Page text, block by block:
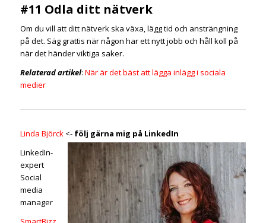
#11 Odla ditt nätverk
Om du vill att ditt nätverk ska växa, lägg tid och ansträngning
på det. Säg grattis när någon har ett nytt jobb och håll koll på
när det händer viktiga saker.
Relaterad artikel: När är det bäst att lägga inlägg i sociala
medier
Linda Björck<- följ gärna mig på LinkedIn
LinkedIn-
expert
Social
media
manager